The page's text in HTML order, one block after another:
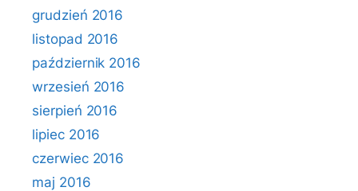
grudzień 2016
listopad 2016
październik 2016
wrzesień 2016
sierpień 2016
lipiec 2016
czerwiec 2016
maj 2016